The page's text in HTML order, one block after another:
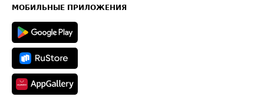
Техническая информация
МОБИЛЬНЫЕ ПРИЛОЖЕНИЯ